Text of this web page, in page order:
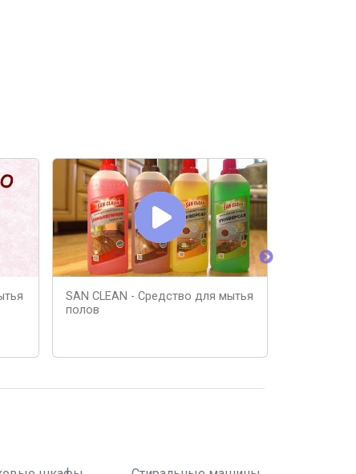
SAN CLEAN - Средство для мытья
полов